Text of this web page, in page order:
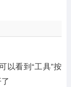
以看到“工具”按